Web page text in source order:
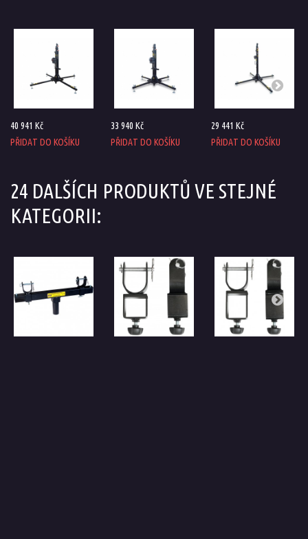
40 941 Kč
PŘIDAT DO KOŠÍKU
33 940 Kč
PŘIDAT DO KOŠÍKU
29 441 Kč
PŘIDAT DO KOŠÍKU
24 DALŠÍCH PRODUKTŮ VE STEJNÉ
KATEGORII: